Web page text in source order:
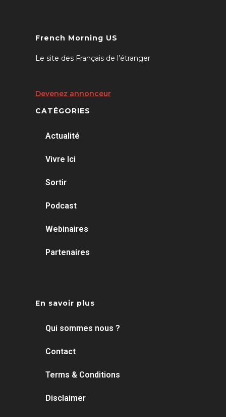
French Morning US
Le site des Français de l’étranger
Devenez annonceur
CATÉGORIES
Actualité
Vivre Ici
Sortir
Podcast
Webinaires
Partenaires
En savoir plus
Qui sommes nous ?
Contact
Terms & Conditions
Disclaimer